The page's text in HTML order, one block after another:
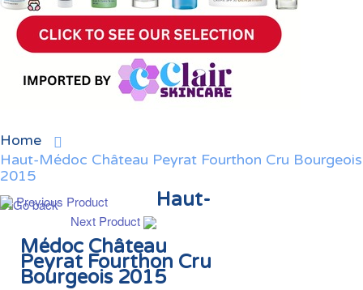
Home
Haut-Médoc Château Peyrat Fourthon Cru Bourgeois
2015
Previous Product
Next Product
Haut-
Médoc Château
Peyrat Fourthon Cru
Bourgeois 2015